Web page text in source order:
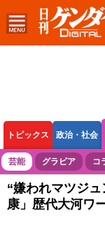
トピックス 政治・社会
ボートレース 競輪
芸能 グラビア コ
“嫌われマツジ
康」歴代大河ワ